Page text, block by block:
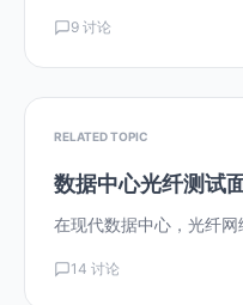
9 讨论
RELATED TOPIC
数据中心光纤测试
在现代数据中心，光纤
14 讨论